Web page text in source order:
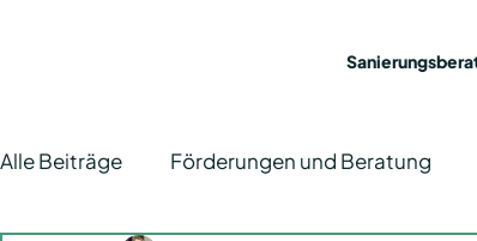
Alle Beiträge Förderungen und Beratung